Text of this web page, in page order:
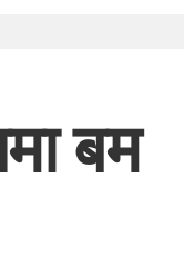
बम